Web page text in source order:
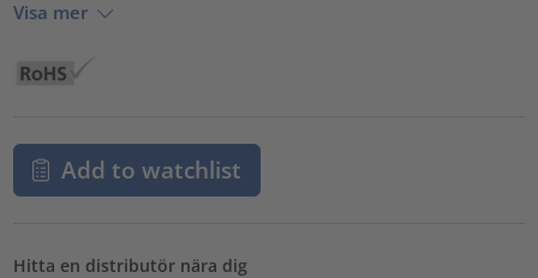
Visa mer
Add to watchlist
Hitta en distributör nära dig